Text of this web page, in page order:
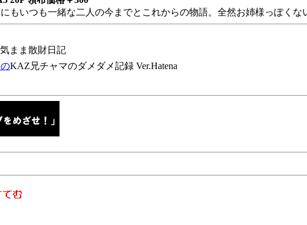
もいつも一緒な二人の今までとこれからの物語。全然お姉様っぽくな
まま散財日記
KAZ兄チャマのダメダメ記録 Ver.Hatena